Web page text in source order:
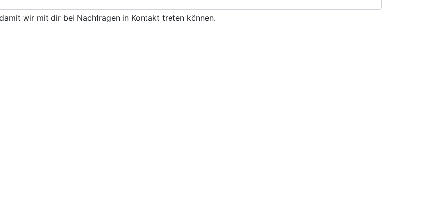
wir mit dir bei Nachfragen in Kontakt treten können.